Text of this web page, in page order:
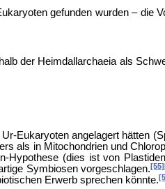
gefunden wurden – die
der Heimdallarchaeia als
Ur-Eukaryoten angelagert hätten
als in Mitochondrien und
Hypothese (dies ist von
Symbiosen vorgeschlagen.[55]
Erwerb sprechen könnte.